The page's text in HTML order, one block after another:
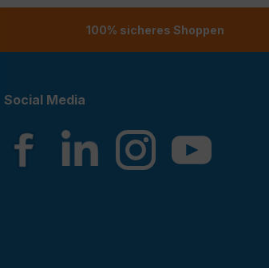
100% sicheres Shoppen
Social Media